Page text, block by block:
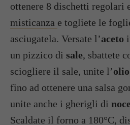
ottenere 8 dischetti regolari
misticanza e togliete le
asciugatela. Versate l’aceto
un pizzico di sale, sbattete
sciogliere il sale, unite l’olio
fino ad ottenere una salsa
unite anche i gherigli di
Scaldate il forno a 180°C,